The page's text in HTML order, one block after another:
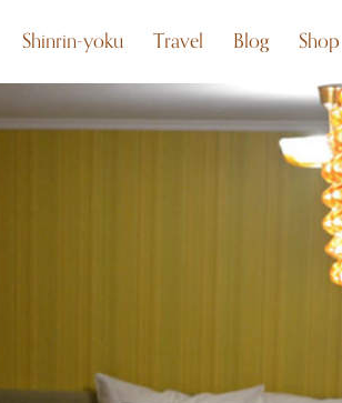
Shinrin-yoku Travel Blog Shop